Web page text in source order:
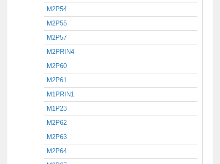
M2P54
M2P55
M2P57
M2PRIN4
M2P60
M2P61
M1PRIN1
M1P23
M2P62
M2P63
M2P64